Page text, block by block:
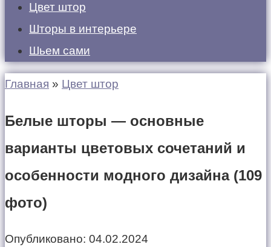
Цвет штор
Шторы в интерьере
Шьем сами
Главная » Цвет штор
Белые шторы — основные
варианты цветовых сочетаний и
особенности модного дизайна (109
фото)
Опубликовано: 04.02.2024